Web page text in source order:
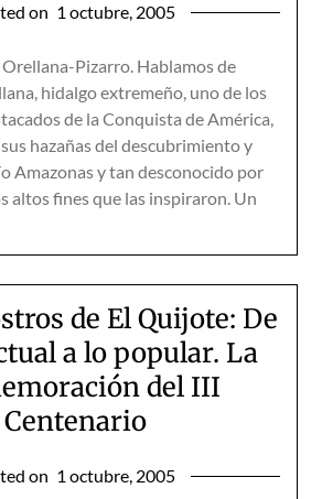
on 1 octubre, 2005
Pizarro. Hablamos de
hidalgo extremeño, uno de los
de la Conquista de América,
hazañas del descubrimiento y
Amazonas y tan desconocido por
altos fines que las inspiraron. Un
de El Quijote: De
a lo popular. La
del III
Centenario
on 1 octubre, 2005